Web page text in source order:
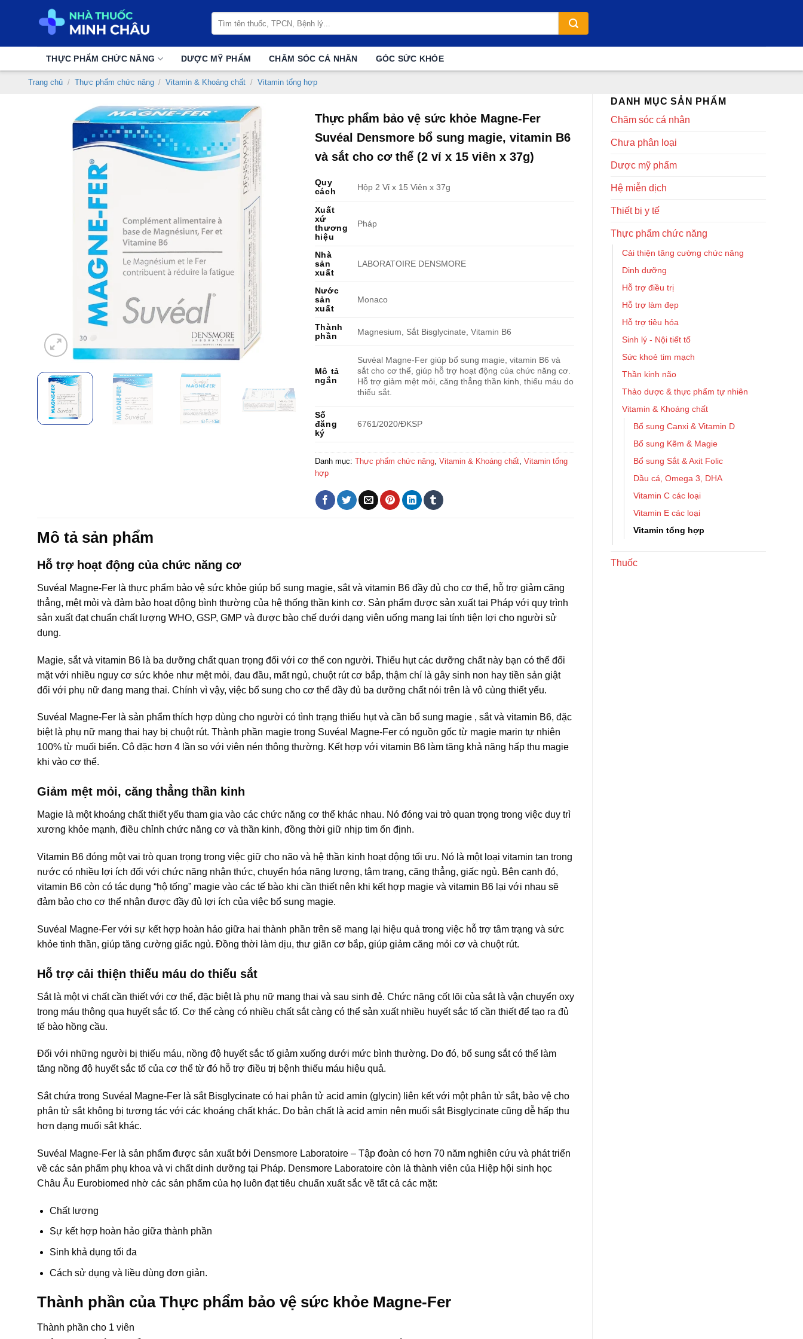
kiếm:
THỰC PHẨM CHỨC NĂNG DƯỢC MỸ PHẨM CHĂM SÓC CÁ NHÂN GÓC SỨC KHỎE
Trang chủ / Thực phẩm chức năng / Vitamin & Khoáng chất / Vitamin tổng hợp
DANH MỤC SẢN PHẨM
Chăm sóc cá nhân
Chưa phân loại
Dược mỹ phẩm
Hệ miễn dịch
Thiết bị y tế
Thực phẩm chức năng
Cải thiện tăng cường chức năng
Dinh dưỡng
Hỗ trợ điều trị
Hỗ trợ làm đẹp
Hỗ trợ tiêu hóa
Sinh lý - Nội tiết tố
Sức khoẻ tim mạch
Thần kinh não
Thảo dược & thực phẩm tự nhiên
Vitamin & Khoáng chất
Bổ sung Canxi & Vitamin D
Bổ sung Kẽm & Magie
Bổ sung Sắt & Axit Folic
Dầu cá, Omega 3, DHA
Vitamin C các loại
Vitamin E các loại
Vitamin tổng hợp
Thuốc
Thực phẩm bảo vệ sức khỏe Magne-Fer
Suvéal Densmore bổ sung magie, vitamin B6
và sắt cho cơ thể (2 vỉ x 15 viên x 37g)
Quy
cách
Hộp 2 Vỉ x 15 Viên x 37g
Xuất
xứ
thương
hiệu
Pháp
Nhà
sản
xuất
LABORATOIRE DENSMORE
Nước
sản
xuất
Monaco
Thành
phần
Magnesium, Sắt Bisglycinate, Vitamin B6
Mô tả
ngắn
Suvéal Magne-Fer giúp bổ sung magie, vitamin B6 và
sắt cho cơ thể, giúp hỗ trợ hoạt động của chức năng cơ.
Hỗ trợ giảm mệt mỏi, căng thẳng thần kinh, thiếu máu do
thiếu sắt.
Số
đăng
ký
6761/2020/ĐKSP
Danh mục: Thực phẩm chức năng, Vitamin & Khoáng chất, Vitamin tổng
hợp
Mô tả sản phẩm
Hỗ trợ hoạt động của chức năng cơ
Suvéal Magne-Fer là thực phẩm bảo vệ sức khỏe giúp bổ sung magie, sắt và vitamin B6 đầy đủ cho cơ thể, hỗ trợ giảm căng
thẳng, mệt mỏi và đảm bảo hoạt động bình thường của hệ thống thần kinh cơ. Sản phẩm được sản xuất tại Pháp với quy trình
sản xuất đạt chuẩn chất lượng WHO, GSP, GMP và được bào chế dưới dạng viên uống mang lại tính tiện lợi cho người sử
dụng.
Magie, sắt và vitamin B6 là ba dưỡng chất quan trọng đối với cơ thể con người. Thiếu hụt các dưỡng chất này bạn có thể đối
mặt với nhiều nguy cơ sức khỏe như mệt mỏi, đau đầu, mất ngủ, chuột rút cơ bắp, thậm chí là gây sinh non hay tiền sản giật
đối với phụ nữ đang mang thai. Chính vì vậy, việc bổ sung cho cơ thể đầy đủ ba dưỡng chất nói trên là vô cùng thiết yếu.
Suvéal Magne-Fer là sản phẩm thích hợp dùng cho người có tình trạng thiếu hụt và cần bổ sung magie , sắt và vitamin B6, đặc
biệt là phụ nữ mang thai hay bị chuột rút. Thành phần magie trong Suvéal Magne-Fer có nguồn gốc từ magie marin tự nhiên
100% từ muối biển. Cô đặc hơn 4 lần so với viên nén thông thường. Kết hợp với vitamin B6 làm tăng khả năng hấp thu magie
khi vào cơ thể.
Giảm mệt mỏi, căng thẳng thần kinh
Magie là một khoáng chất thiết yếu tham gia vào các chức năng cơ thể khác nhau. Nó đóng vai trò quan trọng trong việc duy trì
xương khỏe mạnh, điều chỉnh chức năng cơ và thần kinh, đồng thời giữ nhịp tim ổn định.
Vitamin B6 đóng một vai trò quan trọng trong việc giữ cho não và hệ thần kinh hoạt động tối ưu. Nó là một loại vitamin tan trong
nước có nhiều lợi ích đối với chức năng nhận thức, chuyển hóa năng lượng, tâm trạng, căng thẳng, giấc ngủ. Bên cạnh đó,
vitamin B6 còn có tác dụng “hộ tống” magie vào các tế bào khi cần thiết nên khi kết hợp magie và vitamin B6 lại với nhau sẽ
đảm bảo cho cơ thể nhận được đầy đủ lợi ích của việc bổ sung magie.
Suvéal Magne-Fer với sự kết hợp hoàn hảo giữa hai thành phần trên sẽ mang lại hiệu quả trong việc hỗ trợ tâm trạng và sức
khỏe tinh thần, giúp tăng cường giấc ngủ. Đồng thời làm dịu, thư giãn cơ bắp, giúp giảm căng mỏi cơ và chuột rút.
Hỗ trợ cải thiện thiếu máu do thiếu sắt
Sắt là một vi chất cần thiết với cơ thể, đặc biệt là phụ nữ mang thai và sau sinh đẻ. Chức năng cốt lõi của sắt là vận chuyển oxy
trong máu thông qua huyết sắc tố. Cơ thể càng có nhiều chất sắt càng có thể sản xuất nhiều huyết sắc tố cần thiết để tạo ra đủ
tế bào hồng cầu.
Đối với những người bị thiếu máu, nồng độ huyết sắc tố giảm xuống dưới mức bình thường. Do đó, bổ sung sắt có thể làm
tăng nồng độ huyết sắc tố của cơ thể từ đó hỗ trợ điều trị bệnh thiếu máu hiệu quả.
Sắt chứa trong Suvéal Magne-Fer là sắt Bisglycinate có hai phân tử acid amin (glycin) liên kết với một phân tử sắt, bảo vệ cho
phân tử sắt không bị tương tác với các khoáng chất khác. Do bản chất là acid amin nên muối sắt Bisglycinate cũng dễ hấp thu
hơn dạng muối sắt khác.
Suvéal Magne-Fer là sản phẩm được sản xuất bởi Densmore Laboratoire – Tập đoàn có hơn 70 năm nghiên cứu và phát triển
về các sản phẩm phụ khoa và vi chất dinh dưỡng tại Pháp. Densmore Laboratoire còn là thành viên của Hiệp hội sinh học
Châu Âu Eurobiomed nhờ các sản phẩm của họ luôn đạt tiêu chuẩn xuất sắc về tất cả các mặt:
Chất lượng
Sự kết hợp hoàn hảo giữa thành phần
Sinh khả dụng tối đa
Cách sử dụng và liều dùng đơn giản.
Thành phần của Thực phẩm bảo vệ sức khỏe Magne-Fer
Thành phần cho 1 viên